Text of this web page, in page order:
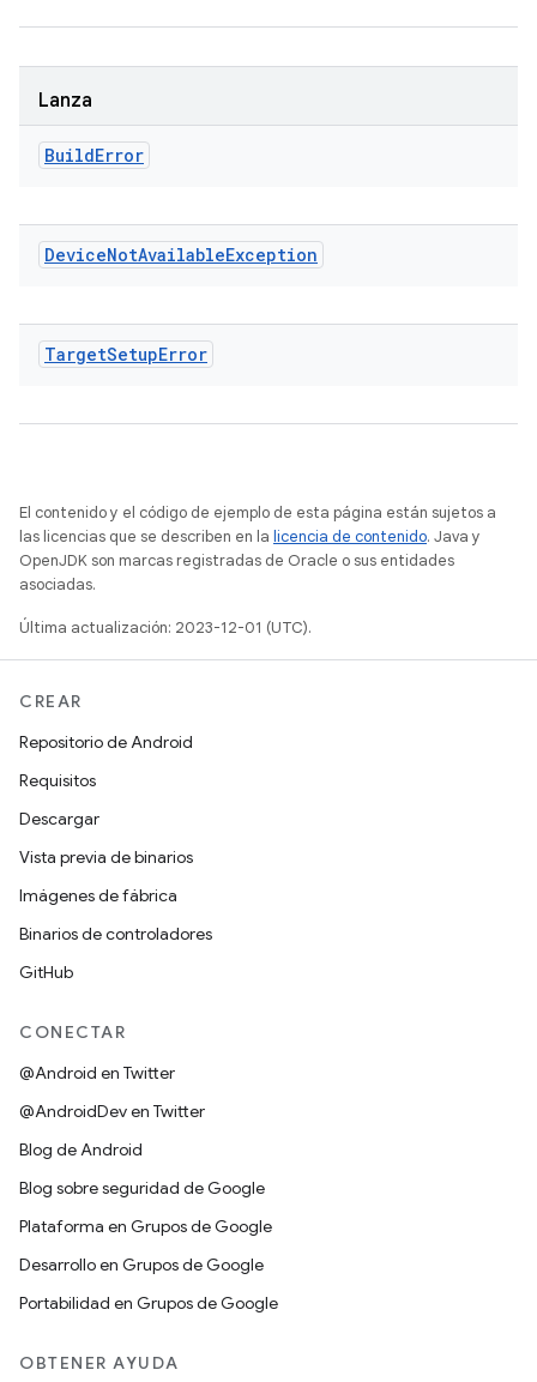
Lanza
BuildError
DeviceNotAvailableException
TargetSetupError
El contenido y el código de ejemplo de esta página están sujetos a
las licencias que se describen en la licencia de contenido. Java y
OpenJDK son marcas registradas de Oracle o sus entidades
asociadas.
Última actualización: 2023-12-01 (UTC).
CREAR
Repositorio de Android
Requisitos
Descargar
Vista previa de binarios
Imágenes de fábrica
Binarios de controladores
GitHub
CONECTAR
@Android en Twitter
@AndroidDev en Twitter
Blog de Android
Blog sobre seguridad de Google
Plataforma en Grupos de Google
Desarrollo en Grupos de Google
Portabilidad en Grupos de Google
OBTENER AYUDA